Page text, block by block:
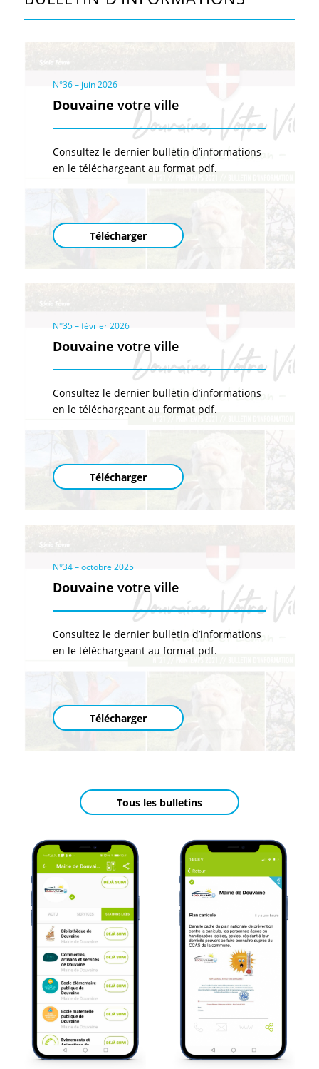
N°36 – juin 2026
Douvaine votre ville
Consultez le dernier bulletin d’informations
en le téléchargeant au format pdf.
Télécharger
N°35 – février 2026
Douvaine votre ville
Consultez le dernier bulletin d’informations
en le téléchargeant au format pdf.
Télécharger
N°34 – octobre 2025
Douvaine votre ville
Consultez le dernier bulletin d’informations
en le téléchargeant au format pdf.
Télécharger
Tous les bulletins